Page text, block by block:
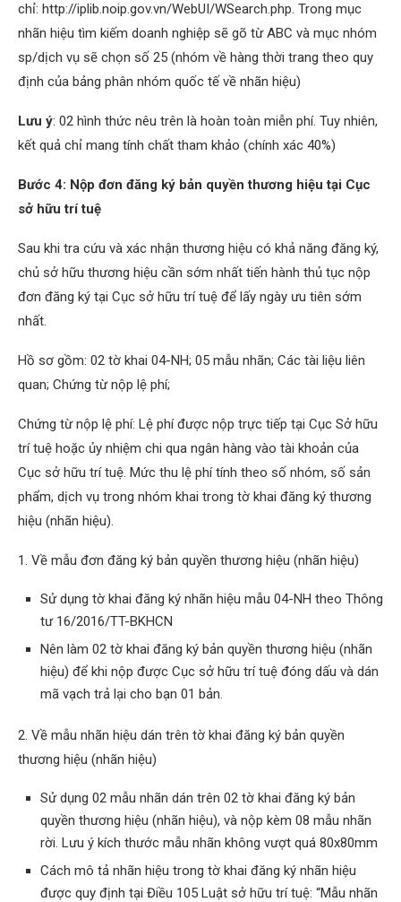
chỉ: http://iplib.noip.gov.vn/WebUI/WSearch.php. Trong mục
nhãn hiệu tìm kiếm doanh nghiệp sẽ gõ từ ABC và mục nhóm
sp/dịch vụ sẽ chọn số 25 (nhóm về hàng thời trang theo quy
định của bảng phân nhóm quốc tế về nhãn hiệu)
Lưu ý: 02 hình thức nêu trên là hoàn toàn miễn phí. Tuy nhiên,
kết quả chỉ mang tính chất tham khảo (chính xác 40%)
Bước 4: Nộp đơn đăng ký bản quyền thương hiệu tại Cục
sở hữu trí tuệ
Sau khi tra cứu và xác nhận thương hiệu có khả năng đăng ký,
chủ sở hữu thương hiệu cần sớm nhất tiến hành thủ tục nộp
đơn đăng ký tại Cục sở hữu trí tuệ để lấy ngày ưu tiên sớm
nhất.
Hồ sơ gồm: 02 tờ khai 04-NH; 05 mẫu nhãn; Các tài liệu liên
quan; Chứng từ nộp lệ phí;
Chứng từ nộp lệ phí: Lệ phí được nộp trực tiếp tại Cục Sở hữu
trí tuệ hoặc ủy nhiệm chi qua ngân hàng vào tài khoản của
Cục sở hữu trí tuệ. Mức thu lệ phí tính theo số nhóm, số sản
phẩm, dịch vụ trong nhóm khai trong tờ khai đăng ký thương
hiệu (nhãn hiệu).
1. Về mẫu đơn đăng ký bản quyền thương hiệu (nhãn hiệu)
Sử dụng tờ khai đăng ký nhãn hiệu mẫu 04-NH theo Thông
tư 16/2016/TT-BKHCN
Nên làm 02 tờ khai đăng ký bản quyền thương hiệu (nhãn
hiệu) để khi nộp được Cục sở hữu trí tuệ đóng dấu và dán
mã vạch trả lại cho bạn 01 bản.
2. Về mẫu nhãn hiệu dán trên tờ khai đăng ký bản quyền
thương hiệu (nhãn hiệu)
Sử dụng 02 mẫu nhãn dán trên 02 tờ khai đăng ký bản
quyền thương hiệu (nhãn hiệu), và nộp kèm 08 mẫu nhãn
rời. Lưu ý kích thước mẫu nhãn không vượt quá 80x80mm
Cách mô tả nhãn hiệu trong tờ khai đăng ký nhãn hiệu
được quy định tại Điều 105 Luật sở hữu trí tuệ: “Mẫu nhãn